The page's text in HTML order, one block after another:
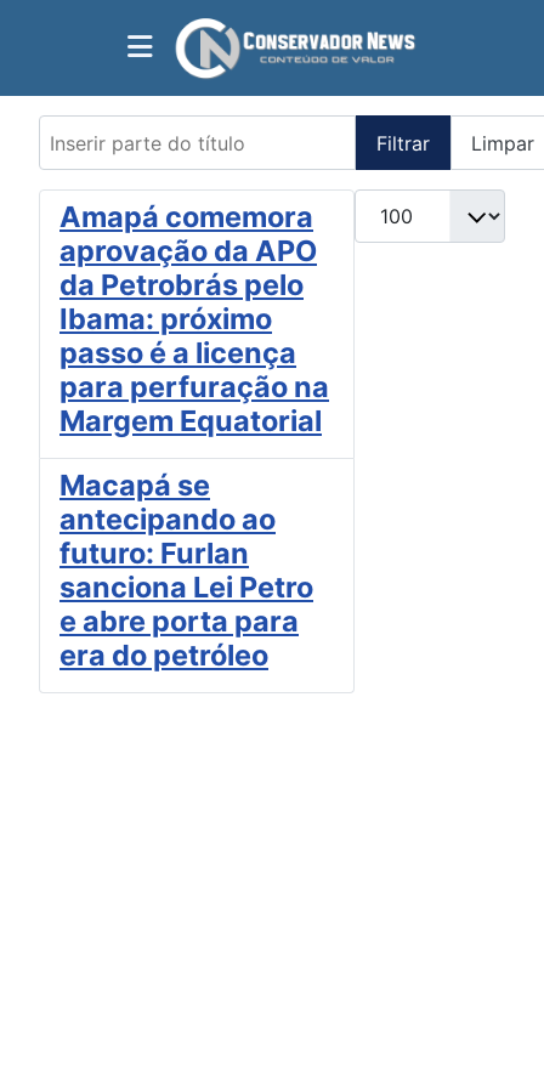
Inserir parte do título
Filtrar Limpar
Mostrar #
Amapá comemora
aprovação da APO
da Petrobrás pelo
Ibama: próximo
passo é a licença
para perfuração na
Margem Equatorial
Macapá se
antecipando ao
futuro: Furlan
sanciona Lei Petro
e abre porta para
era do petróleo